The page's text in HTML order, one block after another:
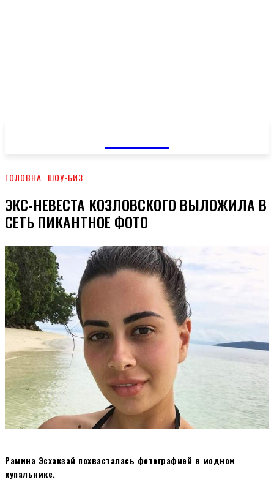
ГОЛОВНА ШОУ-БИЗ
ЭКС-НЕВЕСТА КОЗЛОВСКОГО ВЫЛОЖИЛА В
СЕТЬ ПИКАНТНОЕ ФОТО
Рамина Эсхакзай похвасталась фотографией в модном
купальнике.